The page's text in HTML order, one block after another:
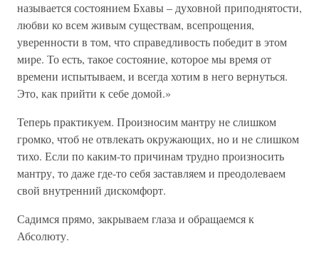
называется состоянием Бхавы – духовной приподнятости,
любви ко всем живым существам, всепрощения,
уверенности в том, что справедливость победит в этом
мире. То есть, такое состояние, которое мы время от
времени испытываем, и всегда хотим в него вернуться.
Это, как прийти к себе домой.»
Теперь практикуем. Произносим мантру не слишком
громко, чтоб не отвлекать окружающих, но и не слишком
тихо. Если по каким-то причинам трудно произносить
мантру, то даже где-то себя заставляем и преодолеваем
свой внутренний дискомфорт.
Садимся прямо, закрываем глаза и обращаемся к
Абсолюту.